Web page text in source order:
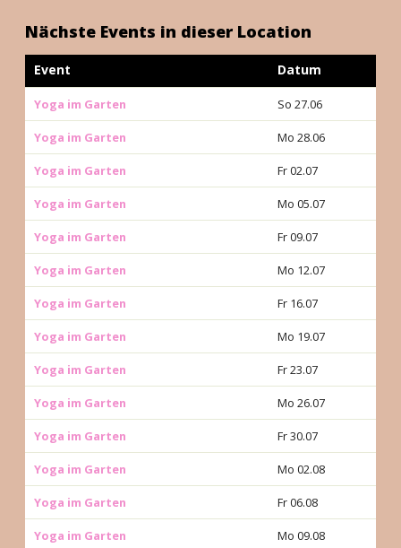
Nächste Events in dieser Location
Event Datum
Yoga im Garten So 27.06
Yoga im Garten Mo 28.06
Yoga im Garten Fr 02.07
Yoga im Garten Mo 05.07
Yoga im Garten Fr 09.07
Yoga im Garten Mo 12.07
Yoga im Garten Fr 16.07
Yoga im Garten Mo 19.07
Yoga im Garten Fr 23.07
Yoga im Garten Mo 26.07
Yoga im Garten Fr 30.07
Yoga im Garten Mo 02.08
Yoga im Garten Fr 06.08
Yoga im Garten Mo 09.08